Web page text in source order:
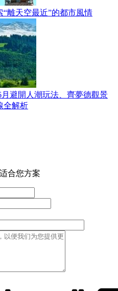
離天空最近”的都市風情
避開人潮玩法、齊夢德觀景
全解析
合您方案